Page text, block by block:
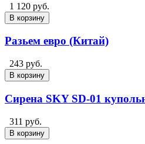
1 120 руб.
В корзину
Разьем евро (Китай)
243 руб.
В корзину
Сирена SKY SD-01
311 руб.
В корзину